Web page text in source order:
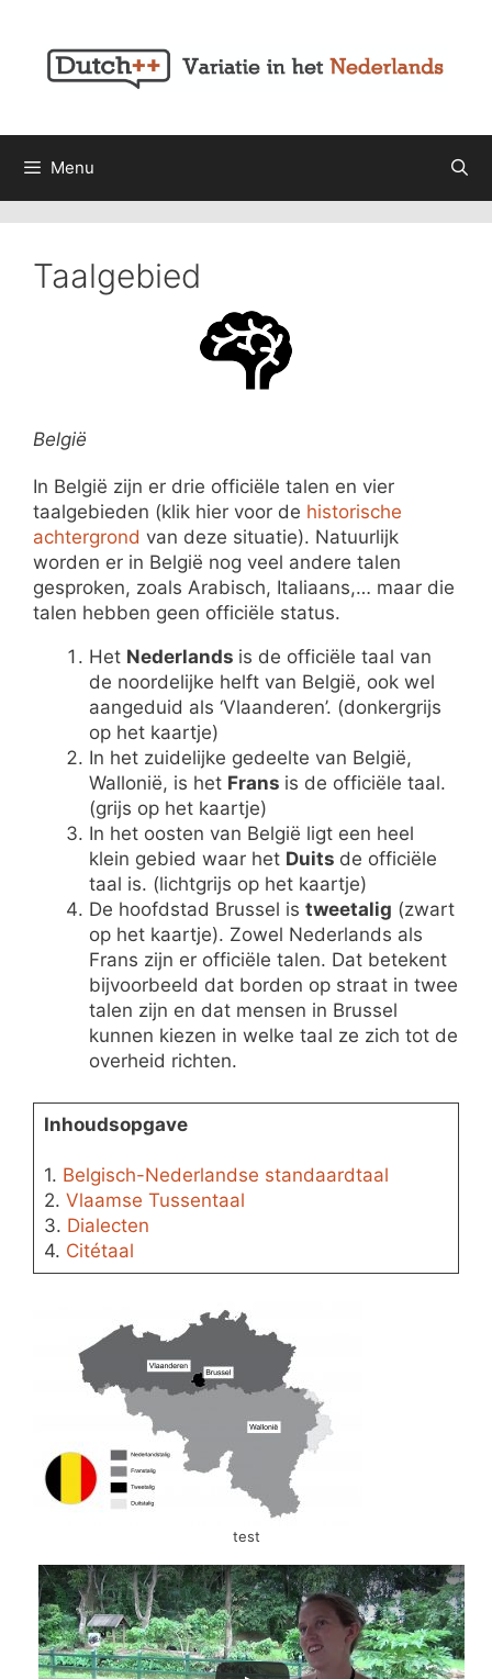
inhoud
Menu
Taalgebied
België
In België zijn er drie officiële talen en vier
taalgebieden (klik hier voor de historische
achtergrond van deze situatie). Natuurlijk
worden er in België nog veel andere talen
gesproken, zoals Arabisch, Italiaans,… maar die
talen hebben geen officiële status.
Het Nederlands is de officiële taal van
de noordelijke helft van België, ook wel
aangeduid als ‘Vlaanderen’. (donkergrijs
op het kaartje)
In het zuidelijke gedeelte van België,
Wallonië, is het Frans is de officiële taal.
(grijs op het kaartje)
In het oosten van België ligt een heel
klein gebied waar het Duits de officiële
taal is. (lichtgrijs op het kaartje)
De hoofdstad Brussel is tweetalig (zwart
op het kaartje). Zowel Nederlands als
Frans zijn er officiële talen. Dat betekent
bijvoorbeeld dat borden op straat in twee
talen zijn en dat mensen in Brussel
kunnen kiezen in welke taal ze zich tot de
overheid richten.
Inhoudsopgave
1. Belgisch-Nederlandse standaardtaal
2. Vlaamse Tussentaal
3. Dialecten
4. Citétaal
test